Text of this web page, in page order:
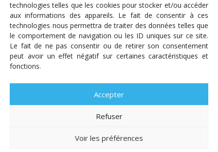
technologies telles que les cookies pour stocker et/ou accéder
aux informations des appareils. Le fait de consentir à ces
technologies nous permettra de traiter des données telles que
le comportement de navigation ou les ID uniques sur ce site.
Le fait de ne pas consentir ou de retirer son consentement
peut avoir un effet négatif sur certaines caractéristiques et
fonctions.
Accepter
Refuser
Voir les préférences
Radio Judaica Strasbourg
Tous droits réservés
RADIO JUDAÏCA
ÉMISSIONS ET GRILLE DES PROGRAMMES
PODCASTS
UN DON
ADHÉRER MENTIONS LÉGALES
RÉAL.